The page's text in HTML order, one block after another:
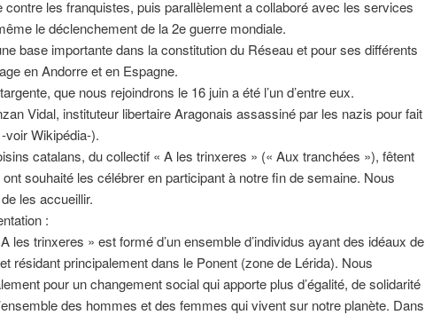
contre les franquistes, puis parallèlement a collaboré avec les services
le déclenchement de la 2e guerre mondiale.
base importante dans la constitution du Réseau et pour ses différents
en Andorre et en Espagne.
que nous rejoindrons le 16 juin a été l’un d’entre eux.
Vidal, instituteur libertaire Aragonais assassiné par les nazis pour fait
voir Wikipédia-).
catalans, du collectif « A les trinxeres » (« Aux tranchées »), fêtent
souhaité les célébrer en participant à notre fin de semaine. Nous
les accueillir.
:
les trinxeres » est formé d’un ensemble d’individus ayant des idéaux de
résidant principalement dans le Ponent (zone de Lérida). Nous
pour un changement social qui apporte plus d’égalité, de solidarité
des hommes et des femmes qui vivent sur notre planète. Dans